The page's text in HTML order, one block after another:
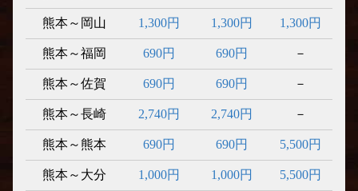
熊本～岡山 1,300円 1,300円 1,300円
熊本～福岡 690円 690円 －
熊本～佐賀 690円 690円 －
熊本～長崎 2,740円 2,740円 －
熊本～熊本 690円 690円 5,500円
熊本～大分 1,000円 1,000円 5,500円